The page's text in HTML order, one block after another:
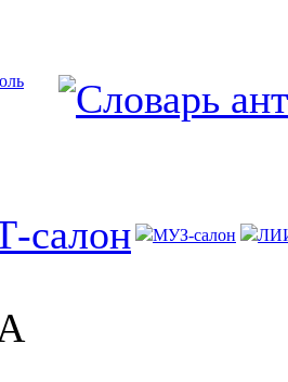
салон МУЗ-салон